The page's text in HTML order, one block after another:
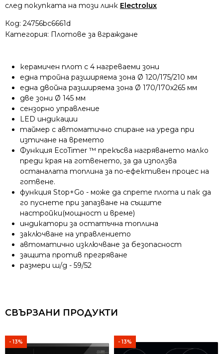
след покупката на този линк Electrolux
Код: 24756bc6661d
Категория: Плотове за вграждане
керамичен плот с 4 нагреваеми зони
една тройна разширяема зона Ø 120/175/210 мм
една двойна разширяема зона Ø 170/170х265 мм
две зони Ø 145 мм
сензорно управление
LED индикации
таймер с автоматично спиране на уреда при
изтичане на времето
Функция EcoTimer ™ прекъсва нагряването малко
преди края на готвенето, за да използва
останалата топлина за по-ефективен процес на
готвене.
функция Stop+Go - може да спрете плота и пак да
го пуснете при запазване на същите
настройки(мощност и време)
индикатори за остатъчна топлина
заключване на управлението
автоматично изключване за безопасност
защита против прегряване
размери ш/д - 59/52
СВЪРЗАНИ ПРОДУКТИ
- 13% - 13%